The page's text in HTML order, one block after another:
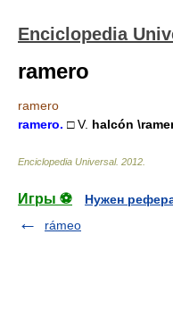
Enciclopedia
ramero
ramero
ramero. □ V. halcón
Enciclopedia Universal. 2012
Игры ⚽
Нужен
rámeo